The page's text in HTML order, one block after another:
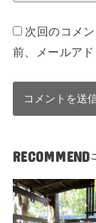
次回のコメ
前、メールアド
RECOMMEND